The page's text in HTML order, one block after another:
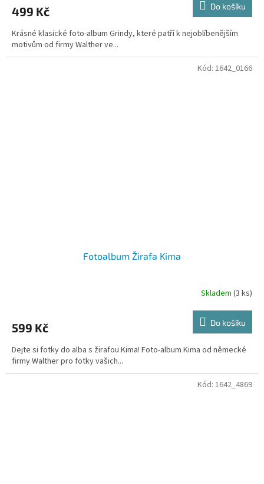
499 Kč Do košíku
Krásné klasické foto-album Grindy, které patří k nejoblíbenějším
motivům od firmy Walther ve...
Fotoalbum Žirafa Kima
Skladem (3 ks)
599 Kč Do košíku
Dejte si fotky do alba s žirafou Kima! Foto-album Kima od německé
firmy Walther pro fotky vašich...
Kód: 1642_0166
Kód: 1642_4869